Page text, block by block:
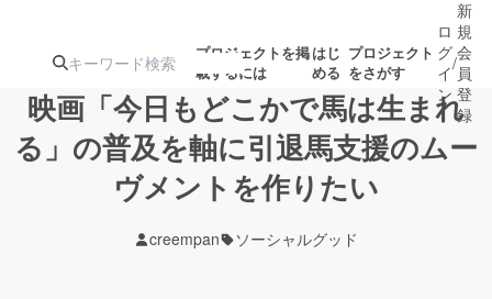
プロジェクトを掲
載するには
はじ
める
プロジェクト
をさがす
注目のリ
ターン
注目の新着プロ募集終了が近いプ
ロ
グ
イ
ン
/
新
規
会
員
登
録
映画「今日もどこかで馬は生まれ
る」の普及を軸に引退馬支援のムー
ヴメントを作りたい
creempan ソーシャルグッド